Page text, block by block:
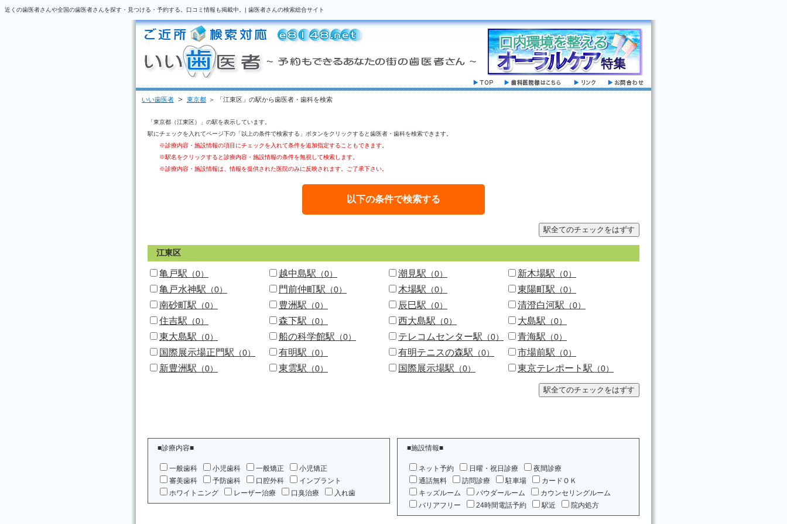
近くの歯医者さんや全国の歯医者さんを探す・見つける・予約する。口コミ情報も掲載中。| 歯医者さんの検索総合サイト
いい歯医者 ＞ 東京都 ＞ 「江東区」の駅から歯医者・歯科を検索
「東京都（江東区）」の駅を表示しています。
駅にチェックを入れてページ下の「以上の条件で検索する」ボタンをクリックすると歯医者・歯科を検索できます。
※診療内容・施設情報の項目にチェックを入れて条件を追加指定することもできます。
※駅名をクリックすると診療内容・施設情報の条件を無視して検索します。
※診療内容・施設情報は、情報を提供された医院のみに反映されます。ご了承下さい。
江東区
亀戸駅 （0） 越中島駅 （0） 潮見駅 （0） 新木場駅 （0）
亀戸水神駅 （0） 門前仲町駅 （0） 木場駅 （0） 東陽町駅 （0）
南砂町駅 （0） 豊洲駅 （0） 辰巳駅 （0） 清澄白河駅 （0）
住吉駅 （0） 森下駅 （0） 西大島駅 （0） 大島駅 （0）
東大島駅 （0） 船の科学館駅 （0） テレコムセンター駅 （0） 青海駅 （0）
国際展示場正門駅 （0） 有明駅 （0） 有明テニスの森駅 （0） 市場前駅 （0）
新豊洲駅 （0） 東雲駅 （0） 国際展示場駅 （0） 東京テレポート駅 （0）
■診療内容■
一般歯科 小児歯科 一般矯正
小児矯正
審美歯科
予防歯科 口腔外科
インプラント
ホワイトニング
レーザー治療 口臭治療 入れ歯
■施設情報■
ネット予約 日曜・祝日診療
夜間診療
通話無料
訪問診療 駐車場
カードＯＫ
キッズルーム
パウダールーム
カウンセリングルーム
バリアフリー
24時間電話予約 駅近 院内処方